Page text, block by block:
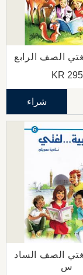
الصف الرابع
295
شراء
لغتي الصف الساد
س